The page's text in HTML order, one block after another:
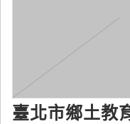
臺北市鄉土教